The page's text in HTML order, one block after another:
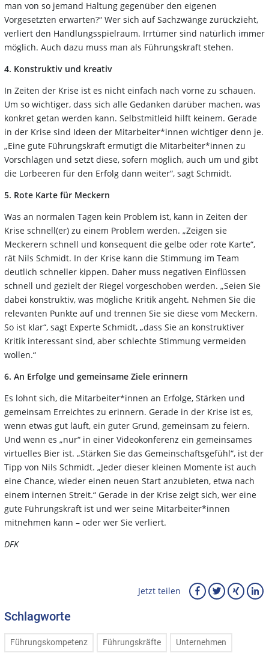
man von so jemand Haltung gegenüber den eigenen
Vorgesetzten erwarten?“ Wer sich auf Sachzwänge zurückzieht,
verliert den Handlungsspielraum. Irrtümer sind natürlich immer
möglich. Auch dazu muss man als Führungskraft stehen.
4. Konstruktiv und kreativ
In Zeiten der Krise ist es nicht einfach nach vorne zu schauen.
Um so wichtiger, dass sich alle Gedanken darüber machen, was
konkret getan werden kann. Selbstmitleid hilft keinem. Gerade
in der Krise sind Ideen der Mitarbeiter*innen wichtiger denn je.
„Eine gute Führungskraft ermutigt die Mitarbeiter*innen zu
Vorschlägen und setzt diese, sofern möglich, auch um und gibt
die Lorbeeren für den Erfolg dann weiter“, sagt Schmidt.
5. Rote Karte für Meckern
Was an normalen Tagen kein Problem ist, kann in Zeiten der
Krise schnell(er) zu einem Problem werden. „Zeigen sie
Meckerern schnell und konsequent die gelbe oder rote Karte“,
rät Nils Schmidt. In der Krise kann die Stimmung im Team
deutlich schneller kippen. Daher muss negativen Einflüssen
schnell und gezielt der Riegel vorgeschoben werden. „Seien Sie
dabei konstruktiv, was mögliche Kritik angeht. Nehmen Sie die
relevanten Punkte auf und trennen Sie sie diese vom Meckern.
So ist klar“, sagt Experte Schmidt, „dass Sie an konstruktiver
Kritik interessant sind, aber schlechte Stimmung vermeiden
wollen.“
6. An Erfolge und gemeinsame Ziele erinnern
Es lohnt sich, die Mitarbeiter*innen an Erfolge, Stärken und
gemeinsam Erreichtes zu erinnern. Gerade in der Krise ist es,
wenn etwas gut läuft, ein guter Grund, gemeinsam zu feiern.
Und wenn es „nur“ in einer Videokonferenz ein gemeinsames
virtuelles Bier ist. „Stärken Sie das Gemeinschaftsgefühl“, ist der
Tipp von Nils Schmidt. „Jeder dieser kleinen Momente ist auch
eine Chance, wieder einen neuen Start anzubieten, etwa nach
einem internen Streit.“ Gerade in der Krise zeigt sich, wer eine
gute Führungskraft ist und wer seine Mitarbeiter*innen
mitnehmen kann – oder wer Sie verliert.
DFK
Jetzt teilen
Schlagworte
Führungskompetenz Führungskräfte Unternehmen